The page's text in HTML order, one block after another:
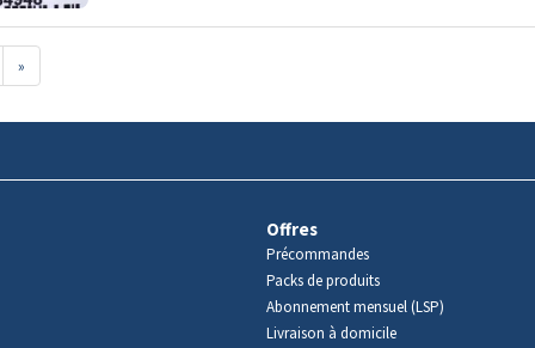
»
Offres
Précommandes
Packs de produits
Abonnement mensuel (LSP)
Livraison à domicile